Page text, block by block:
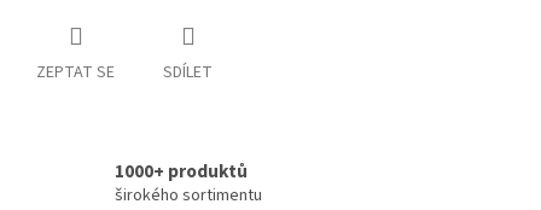
ZEPTAT SE SDÍLET
1000+ produktů
širokého sortimentu